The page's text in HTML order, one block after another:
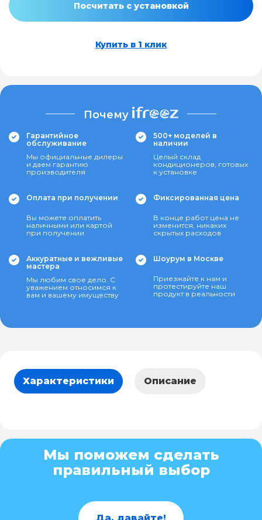
Посчитать с установкой
Купить в 1 клик
Почему
Гарантийное
обслуживание
Мы официальные дилеры
и даем гарантию
производителя
500+ моделей в
наличии
Целый склад
кондиционеров, готовых
к установке
Оплата при получении
Вы можете оплатить
наличными или картой
при получении
Фиксированная цена
В конце работ цена не
изменится, никаких
скрытых расходов
Аккуратные и вежливые
мастера
Мы любим свое дело. С
уважением относимся к
вам и вашему имуществу
Шоурум в Москве
Приезжайте к нам и
протестируйте наш
продукт в реальности
Характеристики Описание
Мы поможем сделать
правильный выбор